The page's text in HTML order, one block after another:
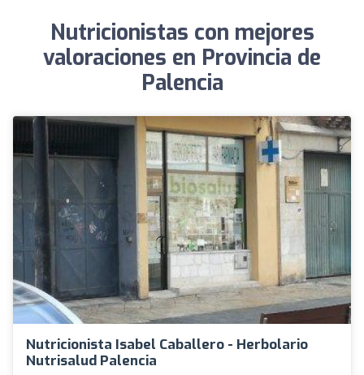
Nutricionistas con mejores
valoraciones en Provincia de
Palencia
Nutricionista Isabel Caballero - Herbolario
Nutrisalud Palencia